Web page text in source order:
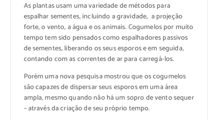
As plantas usam uma variedade de métodos para
espalhar sementes, incluindo a gravidade, a projeção
forte, o vento, a água e os animais. Cogumelos por muito
tempo tem sido pensados como espalhadores passivos
de sementes, liberando os seus esporos e em seguida,
contando com as correntes de ar para carregá-los.
Porém uma nova pesquisa mostrou que os cogumelos
são capazes de dispersar seus esporos em uma área
ampla, mesmo quando não há um sopro de vento sequer
– através da criação de seu próprio tempo.